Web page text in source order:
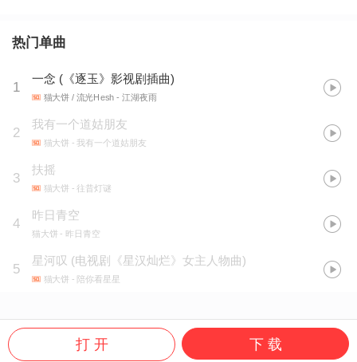
热门单曲
1
一念 (《逐玉》影视剧插曲)
猫大饼 / 流光Hesh - 江湖夜雨
2
我有一个道姑朋友
猫大饼 - 我有一个道姑朋友
3
扶摇
猫大饼 - 往昔灯谜
4
昨日青空
猫大饼 - 昨日青空
5
星河叹 (电视剧《星汉灿烂》女主人物曲)
猫大饼 - 陪你看星星
打 开 下 载